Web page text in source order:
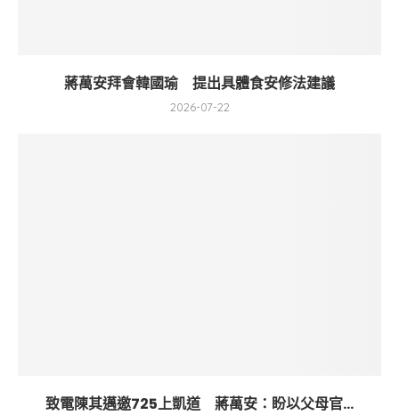
蔣萬安拜會韓國瑜 提出具體食安修法建議
2026-07-22
致電陳其邁邀725上凱道 蔣萬安：盼以父母官...